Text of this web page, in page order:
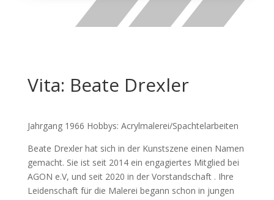
Vita: Beate Drexler
Jahrgang 1966 Hobbys: Acrylmalerei/Spachtelarbeiten
Beate Drexler hat sich in der Kunstszene einen Namen
gemacht. Sie ist seit 2014 ein engagiertes Mitglied bei
AGON e.V, und seit 2020 in der Vorstandschaft . Ihre
Leidenschaft für die Malerei begann schon in jungen